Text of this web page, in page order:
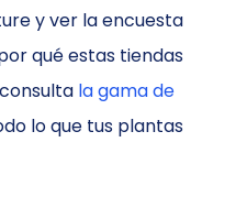
y ver la encuesta
qué estas tiendas
la gama de
lo que tus plantas